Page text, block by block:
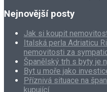
Nejnovější posty
Jak si koupit
Italská perla Adriaticu
nemovitosti za
Španělský trh s byty je
Byt u moře jako
Příznivá situace na
kupující